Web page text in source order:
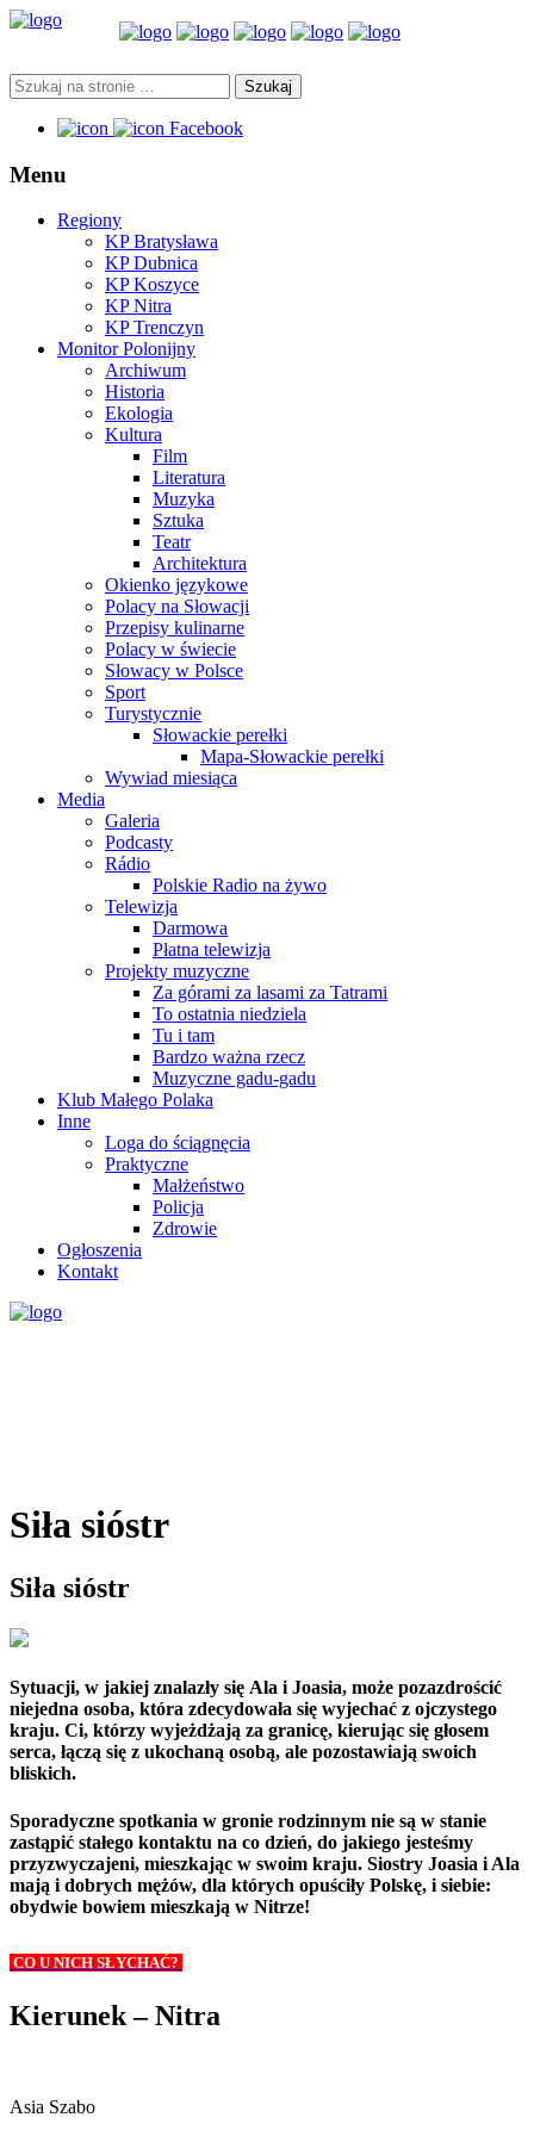
Facebook
Menu
Regiony
KP Bratysława
KP Dubnica
KP Koszyce
KP Nitra
KP Trenczyn
Monitor Polonijny
Archiwum
Historia
Ekologia
Kultura
Film
Literatura
Muzyka
Sztuka
Teatr
Architektura
Okienko językowe
Polacy na Słowacji
Przepisy kulinarne
Polacy w świecie
Słowacy w Polsce
Sport
Turystycznie
Słowackie perełki
Mapa-Słowackie perełki
Wywiad miesiąca
Media
Galeria
Podcasty
Rádio
Polskie Radio na żywo
Telewizja
Darmowa
Płatna telewizja
Projekty muzyczne
Za górami za lasami za Tatrami
To ostatnia niedziela
Tu i tam
Bardzo ważna rzecz
Muzyczne gadu-gadu
Klub Małego Polaka
Inne
Loga do ściągnęcia
Praktyczne
Małżeństwo
Policja
Zdrowie
Ogłoszenia
Kontakt
Siła sióstr
Siła sióstr
Sytuacji, w jakiej znalazły się Ala iJoasia, może pozazdrościć
niejedna osoba, która zdecydowała się wyjechać z ojczystego
kraju. Ci, którzy wyjeżdżają za granicę, kierując się głosem
serca, łączą się z ukochaną osobą, ale pozostawiają swoich
bliskich.
Sporadyczne spotkania w gronie rodzinnym nie są w stanie
zastąpić stałego kontaktu na co dzień, do jakiego jesteśmy
przyzwyczajeni, mieszkając w swoim kraju. Siostry Joasia i Ala
mają i dobrych mężów, dla których opuściły Polskę, i siebie:
obydwie bowiem mieszkają w Nitrze!
CO U NICH SŁYCHAĆ?
Kierunek – Nitra
Asia Szabo